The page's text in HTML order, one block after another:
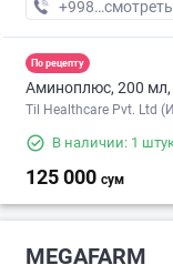
+998 (90) XXX-
смотреть
По рецепту
Аминоплюс, 200 мл,
Til Healthcare Pvt. Ltd
В наличии: 1
125 000 сум
MEGAFARM